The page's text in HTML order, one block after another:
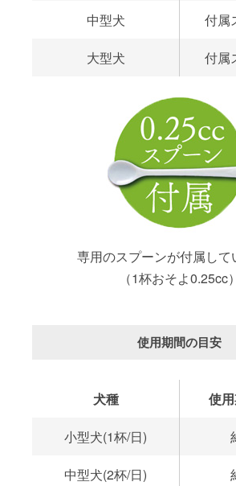
中型犬 付属
大型犬 付属
専用のスプーンが付属して
（1杯おそよ0.25cc）
使用期間の目安
犬種 使
小型犬(1杯/日)
中型犬(2杯/日)